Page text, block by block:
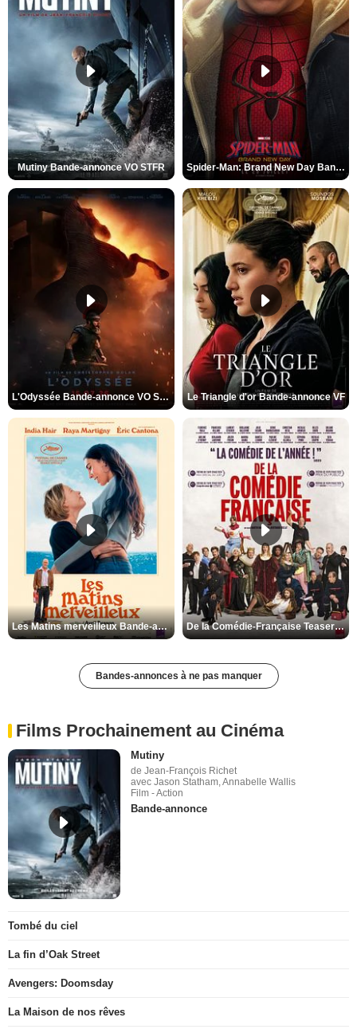
Mutiny Bande-annonce VO STFR Spider-Man: Brand New Day Bande-annonce VO STFR
L'Odyssée Bande-annonce VO STFR Le Triangle d'or Bande-annonce VF
Les Matins merveilleux Bande-annonce VF De la Comédie-Française Teaser VF
Bandes-annonces à ne pas manquer
Films Prochainement au Cinéma
Mutiny
de Jean-François Richet
avec Jason Statham, Annabelle Wallis
Film - Action
Bande-annonce
Tombé du ciel
La fin d’Oak Street
Avengers: Doomsday
La Maison de nos rêves